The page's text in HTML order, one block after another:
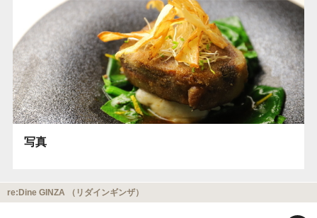
写真
re:Dine GINZA （リダインギンザ）